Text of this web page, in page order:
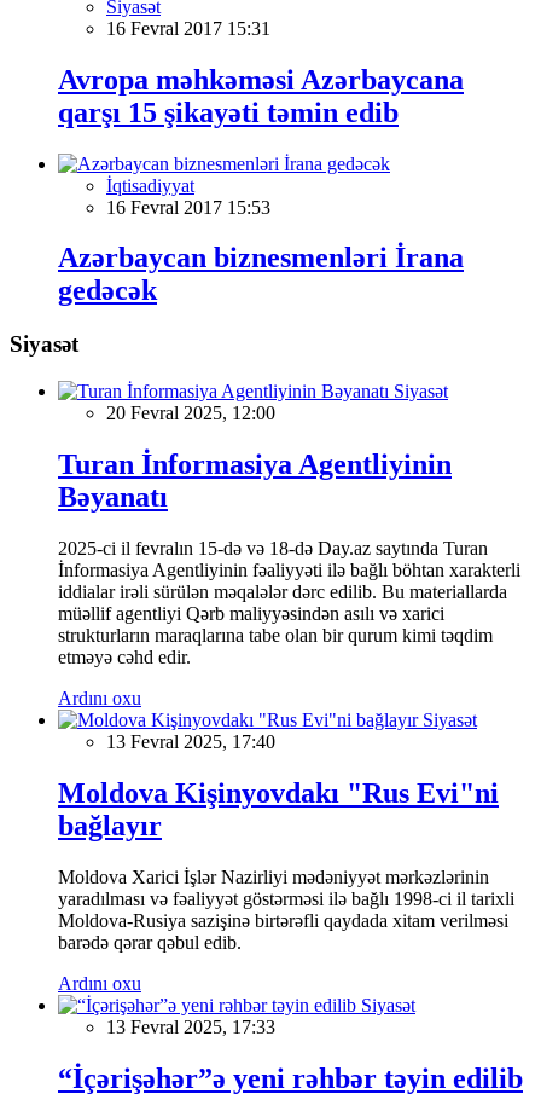
Siyasət
16 Fevral 2017 15:31
Avropa məhkəməsi Azərbaycana
qarşı 15 şikayəti təmin edib
İqtisadiyyat
16 Fevral 2017 15:53
Azərbaycan biznesmenləri İrana
gedəcək
Siyasət
Siyasət
20 Fevral 2025, 12:00
Turan İnformasiya Agentliyinin
Bəyanatı
2025-ci il fevralın 15-də və 18-də Day.az saytında Turan
İnformasiya Agentliyinin fəaliyyəti ilə bağlı böhtan xarakterli
iddialar irəli sürülən məqalələr dərc edilib. Bu materiallarda
müəllif agentliyi Qərb maliyyəsindən asılı və xarici
strukturların maraqlarına tabe olan bir qurum kimi təqdim
etməyə cəhd edir.
Ardını oxu
Siyasət
13 Fevral 2025, 17:40
Moldova Kişinyovdakı "Rus Evi"ni
bağlayır
Moldova Xarici İşlər Nazirliyi mədəniyyət mərkəzlərinin
yaradılması və fəaliyyət göstərməsi ilə bağlı 1998-ci il tarixli
Moldova-Rusiya sazişinə birtərəfli qaydada xitam verilməsi
barədə qərar qəbul edib.
Ardını oxu
Siyasət
13 Fevral 2025, 17:33
“İçərişəhər”ə yeni rəhbər təyin edilib